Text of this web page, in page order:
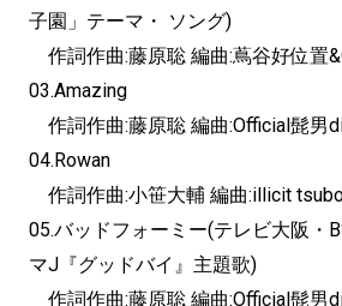
子園」テーマ・ ソング)
作詞作曲:藤原聡 編曲:蔦谷好位置
03.Amazing
作詞作曲:藤原聡 編曲:Official髭男
04.Rowan
作詞作曲:小笹大輔 編曲:illicit
05.バッドフォーミー(テレビ大阪・
マJ『グッドバイ』主題歌)
作詞作曲:藤原聡 編曲:Official髭男